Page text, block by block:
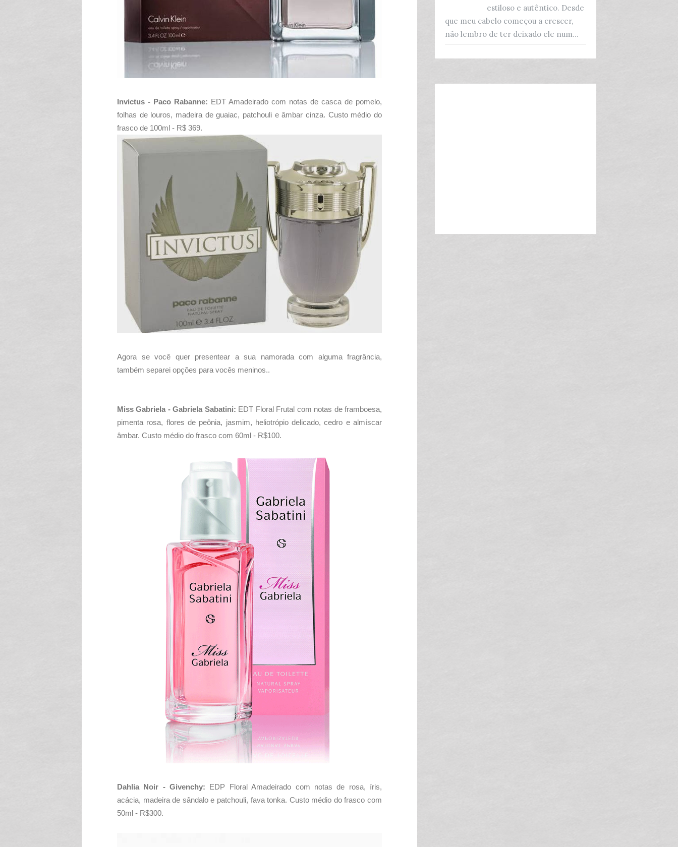
Invictus - Paco Rabanne: EDT Amadeirado com notas de casca de pomelo,
folhas de louros, madeira de guaiac, patchouli e âmbar cinza. Custo médio do
frasco de 100ml - R$ 369.
Agora se você quer presentear a sua namorada com alguma fragrância,
também separei opções para vocês meninos..
Miss Gabriela - Gabriela Sabatini: EDT Floral Frutal com notas deframboesa,
pimenta rosa, flores de peônia, jasmim, heliotrópio delicado, cedro e almíscar
âmbar. Custo médio do frasco com 60ml - R$100.
Dahlia Noir - Givenchy: EDP Floral Amadeirado com notas de rosa, íris,
acácia, madeira de sândalo e patchouli, fava tonka. Custo médio do frasco com
50ml - R$300.
estiloso e autêntico. Desde
que meu cabelo começou a crescer,
não lembro de ter deixado ele num...